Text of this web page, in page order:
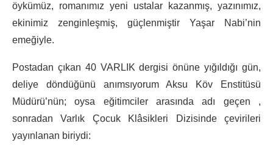
öykümüz, romanımız yeni ustalar kazanmış, yazınımız,
ekinimiz zenginleşmiş, güçlenmiştir Yaşar Nabi’nin
emeğiyle.
Postadan çıkan 40 VARLIK dergisi önüne yığıldığı gün,
deliye döndüğünü anımsıyorum Aksu Köv Enstitüsü
Müdürü’nün; oysa eğitimciler arasında adı geçen ,
sonradan Varlık Çocuk Klâsikleri Dizisinde çevirileri
yayınlanan biriydi: